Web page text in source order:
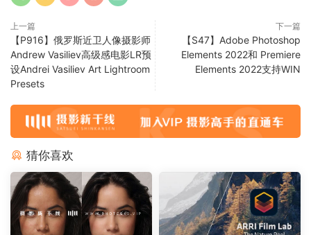
上一篇
【P916】俄罗斯近卫人像摄影师
Andrew Vasiliev高级感电影LR预
设Andrei Vasiliev Art Lightroom
Presets
下一篇
【S47】Adobe Photoshop
Elements 2022和 Premiere
Elements 2022支持WIN
猜你喜欢